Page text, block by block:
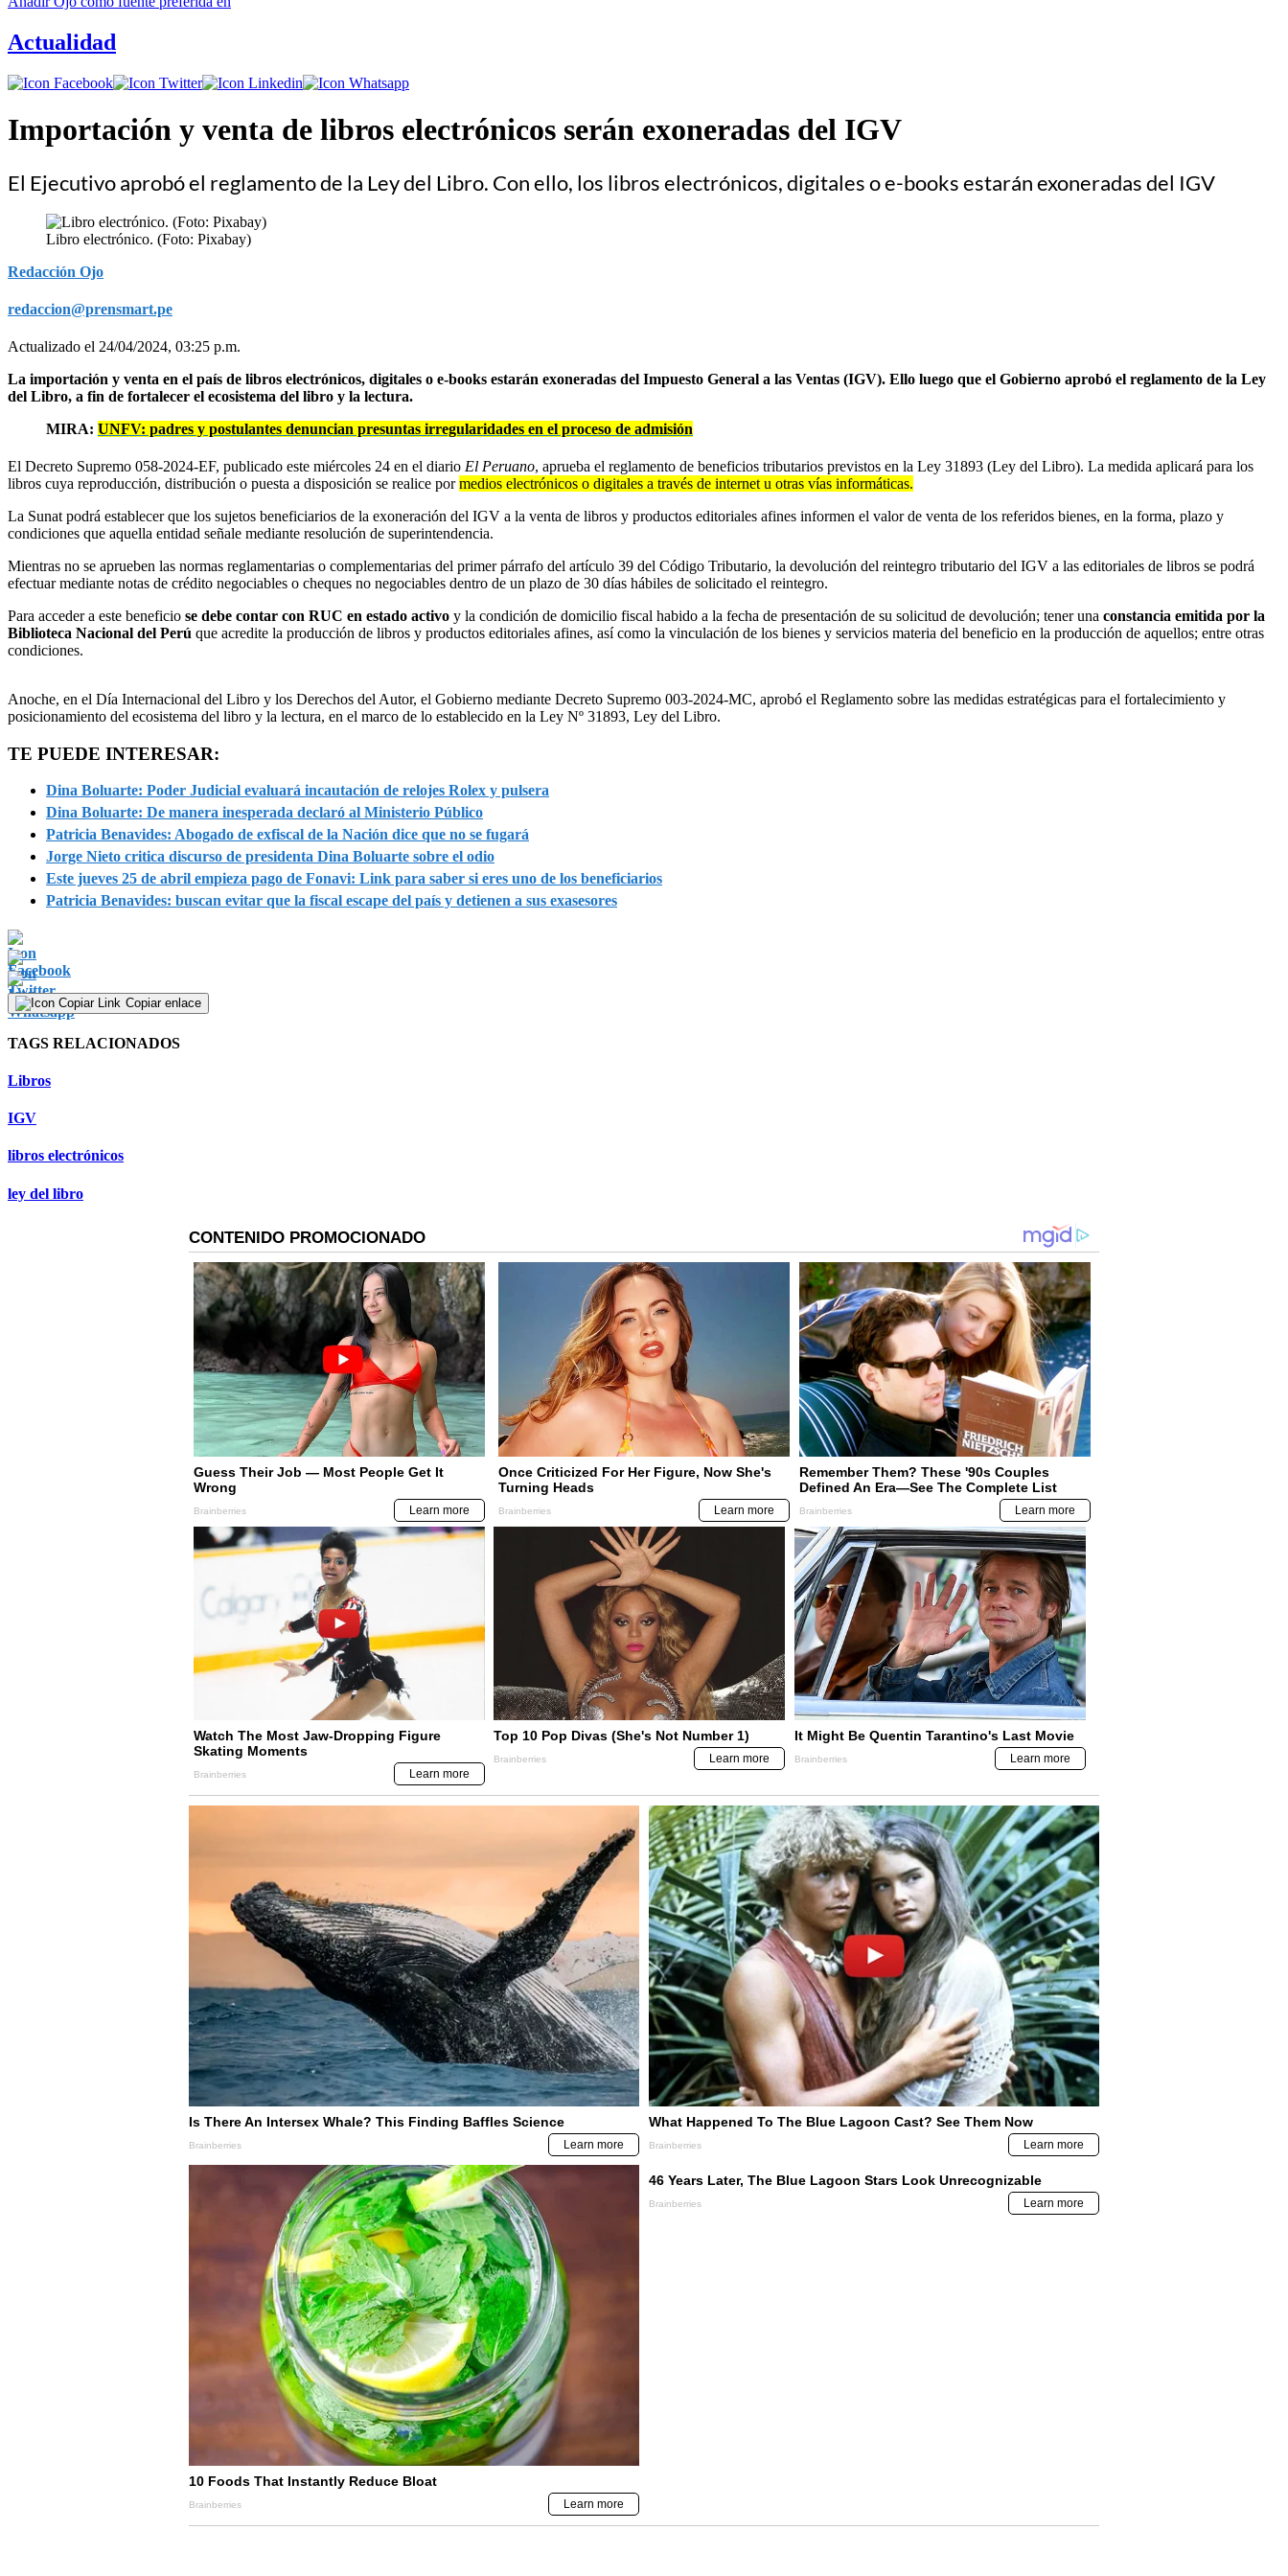
Actualidad
Importación y venta de libros electrónicos serán exoneradas del IGV
El Ejecutivo aprobó el reglamento de la Ley del Libro. Con ello, los libros electrónicos, digitales o e-books estarán exoneradas del IGV
Libro electrónico. (Foto: Pixabay)
Redacción Ojo
redaccion@prensmart.pe
Actualizado el 24/04/2024, 03:25 p.m.
La importación y venta en el país de libros electrónicos, digitales o e-books estarán exoneradas del Impuesto General a las Ventas (IGV). Ello luego que el Gobierno aprobó el reglamento de la Ley
del Libro, a fin de fortalecer el ecosistema del libro y la lectura.
MIRA: UNFV: padres y postulantes denuncian presuntas irregularidades en el proceso de admisión
El Decreto Supremo 058-2024-EF, publicado este miércoles 24 en el diario El Peruano, aprueba el reglamento de beneficios tributarios previstos en la Ley 31893 (Ley del Libro). La medida aplicará para los
libros cuya reproducción, distribución o puesta a disposición se realice pormedios electrónicos o digitales a través de internet u otras vías informáticas.
La Sunat podrá establecer que los sujetos beneficiarios de la exoneración del IGV a la venta de libros y productos editoriales afines informen el valor de venta de los referidos bienes, en la forma, plazo y
condiciones que aquella entidad señale mediante resolución de superintendencia.
Mientras no se aprueben las normas reglamentarias o complementarias del primer párrafo del artículo 39 del Código Tributario, la devolución del reintegro tributario del IGV a las editoriales de libros se podrá
efectuar mediante notas de crédito negociables o cheques no negociables dentro de un plazo de 30 días hábiles de solicitado el reintegro.
Para acceder a este beneficio se debe contar con RUC en estado activo y la condición de domicilio fiscal habido a la fecha de presentación de su solicitud de devolución; tener una constancia emitida por la
Biblioteca Nacional del Perú que acredite la producción de libros y productos editoriales afines, así como la vinculación de los bienes y servicios materia del beneficio en la producción de aquellos; entre otras
condiciones.
Anoche, en el Día Internacional del Libro y los Derechos del Autor, el Gobierno mediante Decreto Supremo 003-2024-MC, aprobó el Reglamento sobre las medidas estratégicas para el fortalecimiento y
posicionamiento del ecosistema del libro y la lectura, en el marco de lo establecido en la Ley Nº 31893, Ley del Libro.
TE PUEDE INTERESAR:
Dina Boluarte: Poder Judicial evaluará incautación de relojes Rolex y pulsera
Dina Boluarte: De manera inesperada declaró al Ministerio Público
Patricia Benavides: Abogado de exfiscal de la Nación dice que no se fugará
Jorge Nieto critica discurso de presidenta Dina Boluarte sobre el odio
Este jueves 25 de abril empieza pago de Fonavi: Link para saber si eres uno de los beneficiarios
Patricia Benavides: buscan evitar que la fiscal escape del país y detienen a sus exasesores
Copiar enlace
TAGS RELACIONADOS
Libros
IGV
libros electrónicos
ley del libro